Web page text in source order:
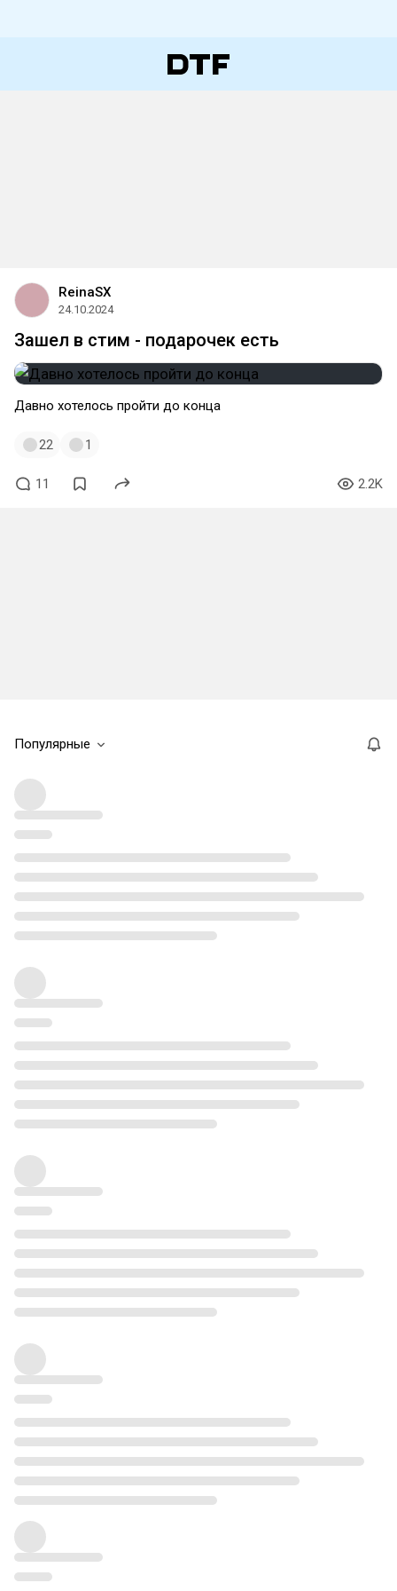
ReinaSX
24.10.2024
Зашел в стим - подарочек есть
Давно хотелось пройти до конца
22 1
11 2.2K
Популярные